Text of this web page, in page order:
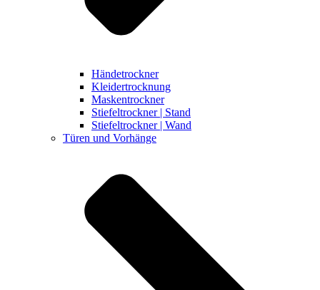
Händetrockner
Kleidertrocknung
Maskentrockner
Stiefeltrockner | Stand
Stiefeltrockner | Wand
Türen und Vorhänge